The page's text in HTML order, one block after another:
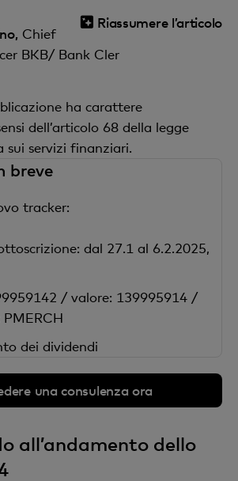
Riassumere l’articolo
Chief
BKB/ Bank Cler
ha carattere
dell’articolo 68 della legge
sui servizi finanziari.
breve
tracker:
dal 27.1 al 6.2.2025,
/ valore: 139995914 /
PMERCH
dei dividendi
una consulenza ora
all’andamento dello